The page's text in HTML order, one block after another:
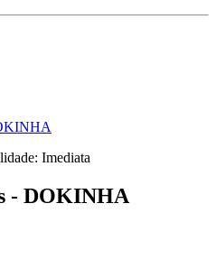
Imediata
- DOKINHA